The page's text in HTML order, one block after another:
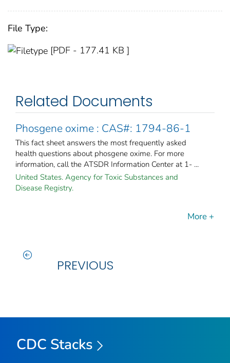
File Type:
[PDF - 177.41 KB ]
Related Documents
Phosgene oxime : CAS#: 1794-86-1
This fact sheet answers the most frequently asked
health questions about phosgene oxime. For more
information, call the ATSDR Information Center at 1- ...
United States. Agency for Toxic Substances and
Disease Registry.
More +
PREVIOUS
CDC Stacks